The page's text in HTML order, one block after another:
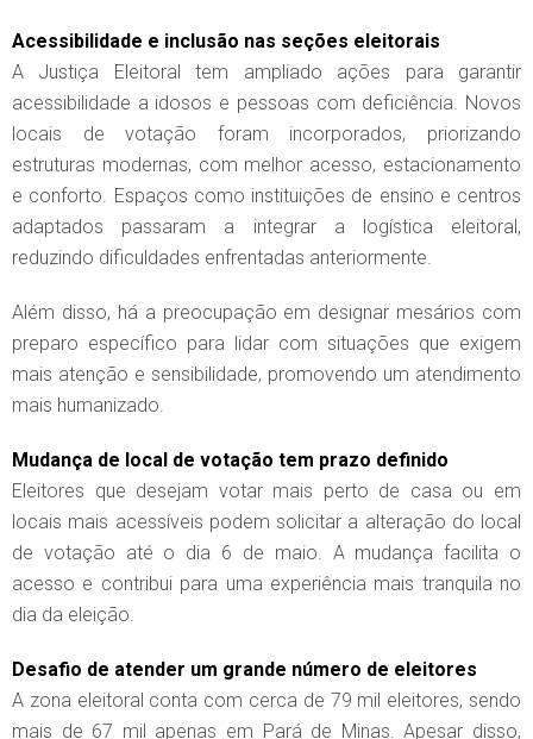
Acessibilidade e inclusão nas seções eleitorais
A Justiça Eleitoral tem ampliado ações para garantir
acessibilidade a idosos e pessoas com deficiência. Novos
locais de votação foram incorporados, priorizando
estruturas modernas, com melhor acesso, estacionamento
e conforto. Espaços como instituições de ensino e centros
adaptados passaram a integrar a logística eleitoral,
reduzindo dificuldades enfrentadas anteriormente.
Além disso, há a preocupação em designar mesários com
preparo específico para lidar com situações que exigem
mais atenção e sensibilidade, promovendo um atendimento
mais humanizado.
Mudança de local de votação tem prazo definido
Eleitores que desejam votar mais perto de casa ou em
locais mais acessíveis podem solicitar a alteração do local
de votação até o dia 6 de maio. A mudança facilita o
acesso e contribui para uma experiência mais tranquila no
dia da eleição.
Desafio de atender um grande número de eleitores
A zona eleitoral conta com cerca de 79 mil eleitores, sendo
mais de 67 mil apenas em Pará de Minas. Apesar disso,